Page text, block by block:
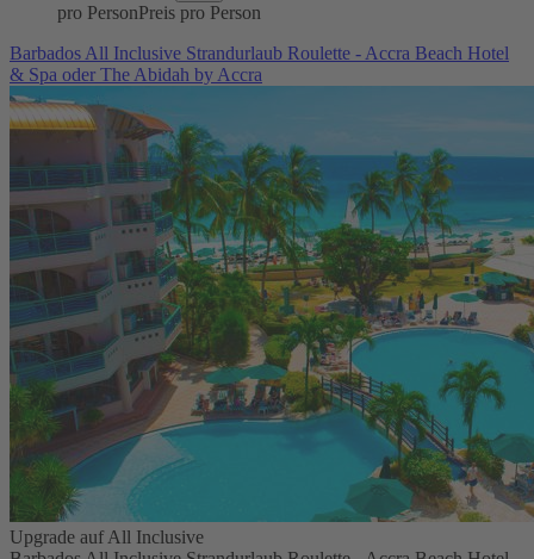
pro PersonPreis pro Person
Barbados All Inclusive Strandurlaub Roulette - Accra Beach Hotel
& Spa oder The Abidah by Accra
Upgrade auf All Inclusive